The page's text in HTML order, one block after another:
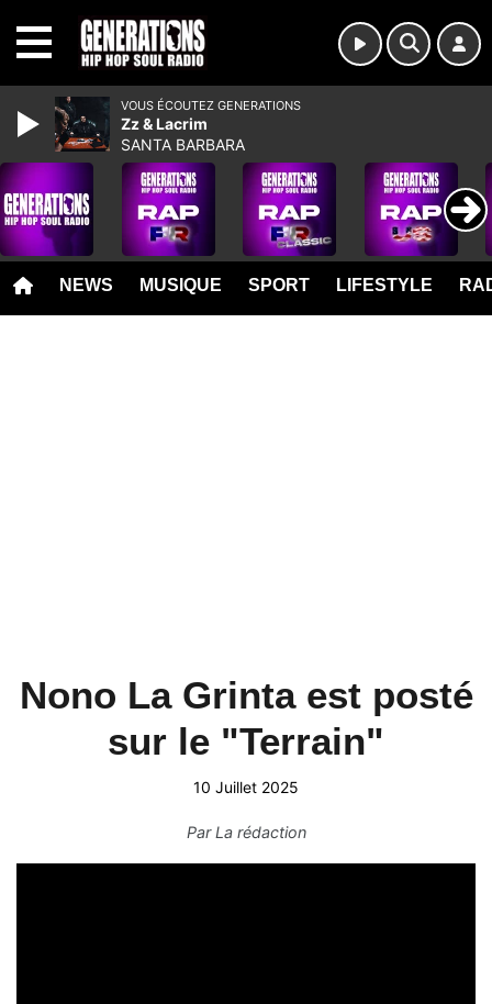
NEWS MUSIQUE SPORT LIFESTYLE
Nono La Grinta est posté
sur le "Terrain"
10 Juillet 2025
ParLa rédaction
VOUS ÉCOUTEZ GENERATIONS
Zz & Lacrim
SANTA BARBARA